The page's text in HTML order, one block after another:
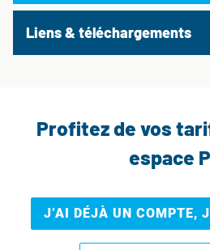
Liens & téléchargements
Profitez de vos
espace
J’AI DÉJÀ UN COMPTE,